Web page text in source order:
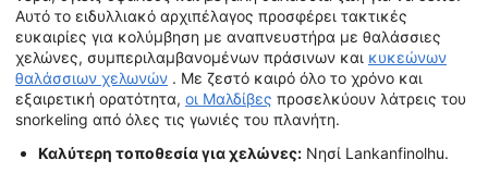
Αυτό το ειδυλλιακό αρχιπέλαγος προσφέρει τακτικές
ευκαιρίες για κολύμβηση με αναπνευστήρα με θαλάσσιες
χελώνες, συμπεριλαμβανομένων πράσινων και κυκεώνων
θαλάσσιων χελωνών . Με ζεστό καιρό όλο το χρόνο και
εξαιρετική ορατότητα, οι Μαλδίβες προσελκύουν λάτρεις του
snorkeling από όλες τις γωνιές του πλανήτη.
Καλύτερη τοποθεσία για χελώνες: Νησί Lankanfinolhu.